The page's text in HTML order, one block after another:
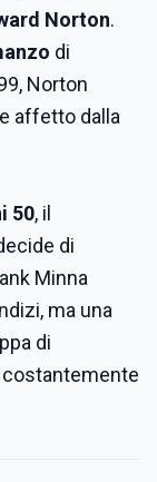
Norton.
di
Norton
affetto dalla
50, il
di
Minna
ma una
di